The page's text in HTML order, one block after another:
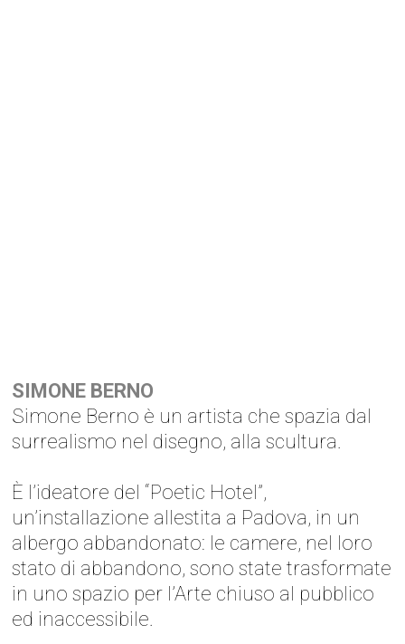
SIMONE BERNO
Simone Berno è un artista che spazia dal
surrealismo nel disegno, alla scultura.
È l’ideatore del “Poetic Hotel”,
un’installazione allestita a Padova, in un
albergo abbandonato: le camere, nel loro
stato di abbandono, sono state trasformate
in uno spazio per l’Arte chiuso al pubblico
ed inaccessibile.